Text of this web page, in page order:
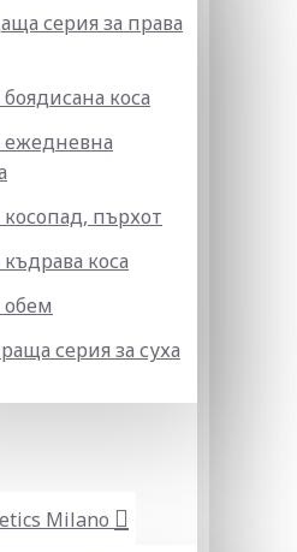
серия за права
коса
ежедневна
косопад, пърхот
коса
обем
серия за суха
Milano